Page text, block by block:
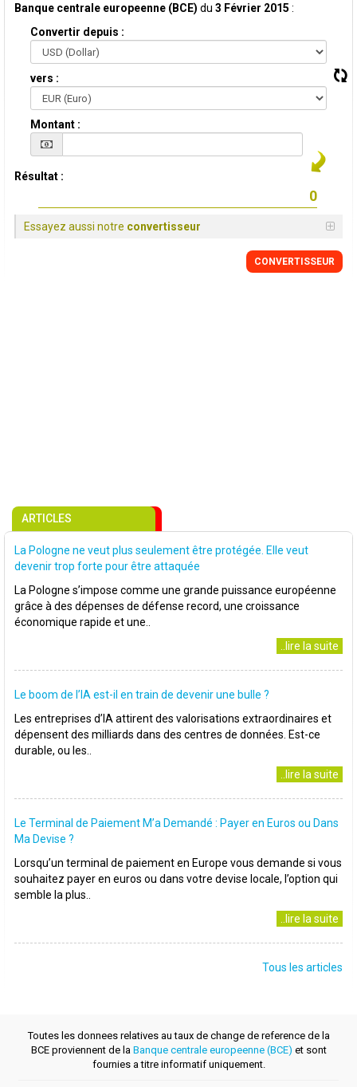
Banque centrale europeenne (BCE) du 3 Février 2015 :
Convertir depuis :
vers :
Montant :
Résultat :
Essayez aussi notre convertisseur
CONVERTISSEUR
ARTICLES
La Pologne ne veut plus seulement être protégée. Elle veut
devenir trop forte pour être attaquée
La Pologne s’impose comme une grande puissance européenne
grâce à des dépenses de défense record, une croissance
économique rapide et une..
..lire la suite
Le boom de l’IA est-il en train de devenir une bulle ?
Les entreprises d’IA attirent des valorisations extraordinaires et
dépensent des milliards dans des centres de données. Est-ce
durable, ou les..
..lire la suite
Le Terminal de Paiement M’a Demandé : Payer en Euros ou Dans
Ma Devise ?
Lorsqu’un terminal de paiement en Europe vous demande si vous
souhaitez payer en euros ou dans votre devise locale, l’option qui
semble la plus..
..lire la suite
Tous les articles
Toutes les donnees relatives au taux de change de reference de la
BCE proviennent de la Banque centrale europeenne (BCE) et sont
fournies a titre informatif uniquement.